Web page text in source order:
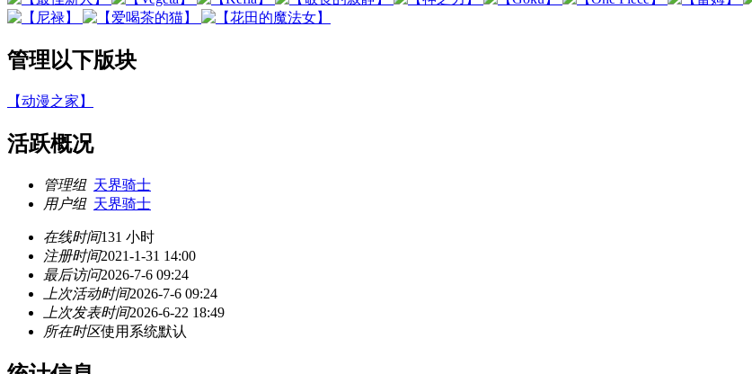
管理以下版块
【动漫之家】
活跃概况
管理组 天界骑士
用户组 天界骑士
在线时间131 小时
注册时间2021-1-31 14:00
最后访问2026-7-6 09:24
上次活动时间2026-7-6 09:24
上次发表时间2026-6-22 18:49
所在时区使用系统默认